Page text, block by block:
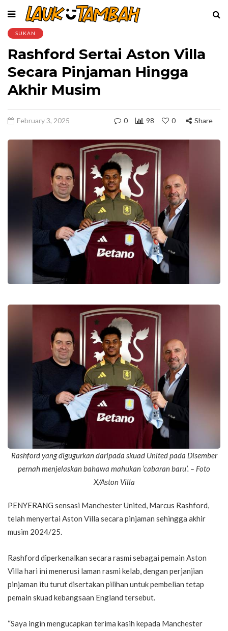
SUKAN
Rashford Sertai Aston Villa
Secara Pinjaman Hingga
Akhir Musim
February 3, 2025 0 98 0 Share
Rashford yang digugurkan daripada skuad United pada Disember
pernah menjelaskan bahawa mahukan ‘cabaran baru’. – Foto
X/Aston Villa
PENYERANG sensasi Manchester United, Marcus Rashford,
telah menyertai Aston Villa secara pinjaman sehingga akhir
musim 2024/25.
Rashford diperkenalkan secara rasmi sebagai pemain Aston
Villa hari ini menerusi laman rasmi kelab, dengan perjanjian
pinjaman itu turut disertakan pilihan untuk pembelian tetap
pemain skuad kebangsaan England tersebut.
“Saya ingin mengucapkan terima kasih kepada Manchester